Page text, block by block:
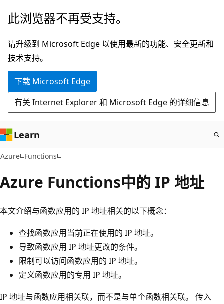
跳
主
要
内
此浏览器不再受支持。
请升级到 Microsoft Edge 以使用最新的功能、安全更新和
技术支持。
下载 Microsoft Edge
有关 Internet Explorer 和 Microsoft Edge 的详细信息
Learn
Azure Functions
Azure Functions中的 IP 地址
本文介绍与函数应用的 IP 地址相关的以下概念：
查找函数应用当前正在使用的 IP 地址。
导致函数应用 IP 地址更改的条件。
限制可以访问函数应用的 IP 地址。
定义函数应用的专用 IP 地址。
IP 地址与函数应用相关联，而不是与单个函数相关联。 传入